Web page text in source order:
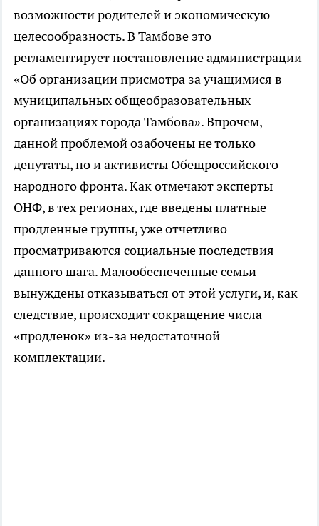
возможности родителей и экономическую
целесообразность. В Тамбове это
регламентирует постановление администрации
«Об организации присмотра за учащимися в
муниципальных общеобразовательных
организациях города Тамбова». Впрочем,
данной проблемой озабочены не только
депутаты, но и активисты Обещроссийского
народного фронта. Как отмечают эксперты
ОНФ, в тех регионах, где введены платные
продленные группы, уже отчетливо
просматриваются социальные последствия
данного шага. Малообеспеченные семьи
вынуждены отказываться от этой услуги, и, как
следствие, происходит сокращение числа
«продленок» из-за недостаточной
комплектации.